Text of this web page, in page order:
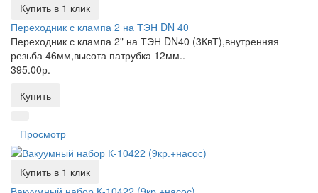
Купить в 1 клик
Переходник с клампа 2 на ТЭН DN 40
Переходник с клампа 2" на ТЭН DN40 (3КвТ),внутренняя
резьба 46мм,высота патрубка 12мм..
395.00р.
Купить
Просмотр
Купить в 1 клик